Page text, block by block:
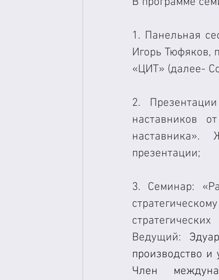
1. Панельная
Игорь Тюфяков,
«ЦИТ» (далее-
2.
наставников
презентации;
3. Семинар:
Ведущий:
производство
Член